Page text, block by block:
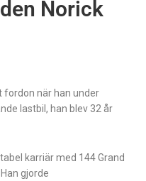
Norick
fordon när han under
lastbil, han blev 32 år
karriär med 144 Grand
gjorde